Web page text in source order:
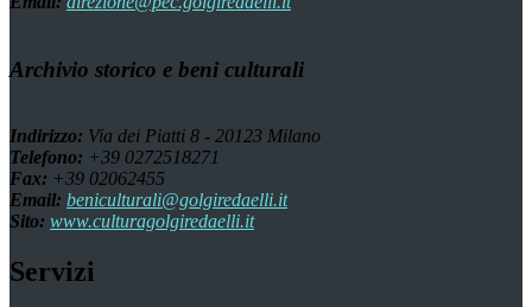
Archivio storico e beni culturali
Indirizzo: Via dei Piatti 8 - 20123 Milano
Telefono: +39 0272518271
Fax: +39 02062455
Email: beniculturali@golgiredaelli.it
Sito: www.culturagolgiredaelli.it
Servizi